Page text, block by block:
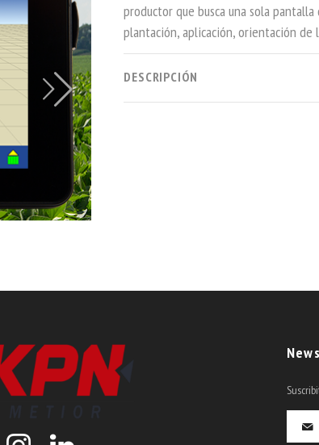
productor que busca una sola
plantación, aplicación, orientación de
DESCRIPCIÓN